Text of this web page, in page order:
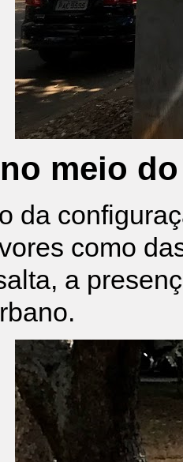
meio
da
como
a